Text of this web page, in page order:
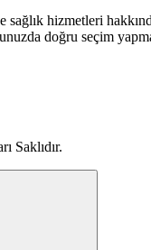
sağlık hizmetleri
doğru seçim
Saklıdır.